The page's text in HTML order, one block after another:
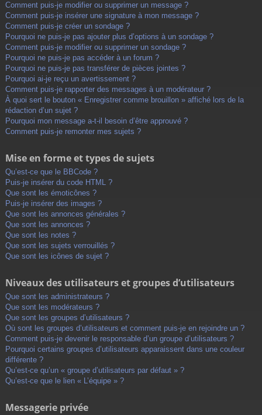
Comment puis-je modifier ou supprimer un message ?
Comment puis-je insérer une signature à mon message ?
Comment puis-je créer un sondage ?
Pourquoi ne puis-je pas ajouter plus d’options à un sondage ?
Comment puis-je modifier ou supprimer un sondage ?
Pourquoi ne puis-je pas accéder à un forum ?
Pourquoi ne puis-je pas transférer de pièces jointes ?
Pourquoi ai-je reçu un avertissement ?
Comment puis-je rapporter des messages à un modérateur ?
À quoi sert le bouton « Enregistrer comme brouillon » affiché lors de la
rédaction d’un sujet ?
Pourquoi mon message a-t-il besoin d’être approuvé ?
Comment puis-je remonter mes sujets ?
Mise en forme et types de sujets
Qu’est-ce que le BBCode ?
Puis-je insérer du code HTML ?
Que sont les émoticônes ?
Puis-je insérer des images ?
Que sont les annonces générales ?
Que sont les annonces ?
Que sont les notes ?
Que sont les sujets verrouillés ?
Que sont les icônes de sujet ?
Niveaux des utilisateurs et groupes d’utilisateurs
Que sont les administrateurs ?
Que sont les modérateurs ?
Que sont les groupes d’utilisateurs ?
Où sont les groupes d’utilisateurs et comment puis-je en rejoindre un ?
Comment puis-je devenir le responsable d’un groupe d’utilisateurs ?
Pourquoi certains groupes d’utilisateurs apparaissent dans une couleur
différente ?
Qu’est-ce qu’un « groupe d’utilisateurs par défaut » ?
Qu’est-ce que le lien « L’équipe » ?
Messagerie privée